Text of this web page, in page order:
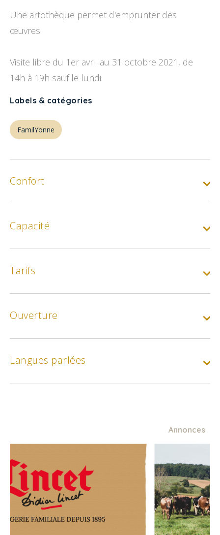
Une artothèque permet d'emprunter des
œuvres.
Visite libre du 1er avril au 31 octobre 2021, de
14h à 19h sauf le lundi.
Labels & catégories
FamilYonne
Confort
Capacité
Tarifs
Ouverture
Langues parlées
Annonces